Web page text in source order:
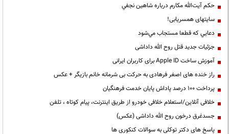
حكم آيت‌الله مكارم درباره شاهين نجفي
سایتهای همسریابی!
دعايي كه قطعا مستجاب مي‌شود
جزئیات جدید قتل روح الله داداشی
آموزش ساخت Apple ID برای کاربران ایرانی
راز خنده های اصغر فرهادی به حرکت بی شرمانه خانم بازیگر + عکس
پرداخت ۱۰۰ درصد پاداش پایان خدمت فرهنگیان
خلافی آنلاین/استعلام خلافی خودرو از طریق اینترنت، پیام کوتاه ، تلفن
جسدغرق درخون روح الله داداشی (عکس)
پاسخ های دکتر توکلی به سوالات کنکوری ها